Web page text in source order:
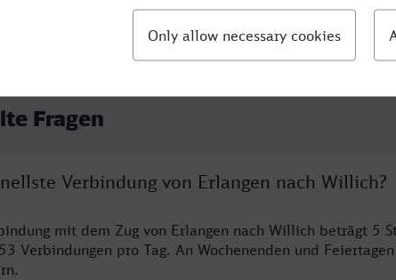
Fragen
Verbindung von Erlangen nach Willich?
mit dem Zug von Erlangen nach Willich beträgt 5
Verbindungen pro Tag. An Wochenenden und